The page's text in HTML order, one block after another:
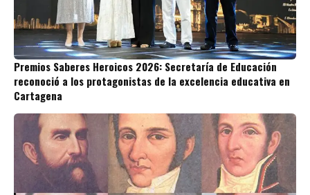
Premios Saberes Heroicos 2026: Secretaría de Educación
reconoció a los protagonistas de la excelencia educativa en
Cartagena